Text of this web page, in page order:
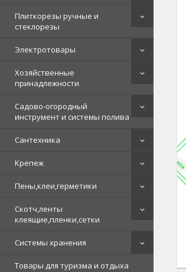
Плиткорезы ручные и
стеклорезы
Электротовары
Хозяйственные
принадлежности
Садово-огородный
инструмент и системы полива
Сантехника
Крепеж
Пены,клеи,герметики
Скотч,ленты
клеящие,пленки,сетки
Системы хранения
Товары для туризма и отдыха